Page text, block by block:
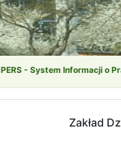
PERS - System Informacji o
Zakład